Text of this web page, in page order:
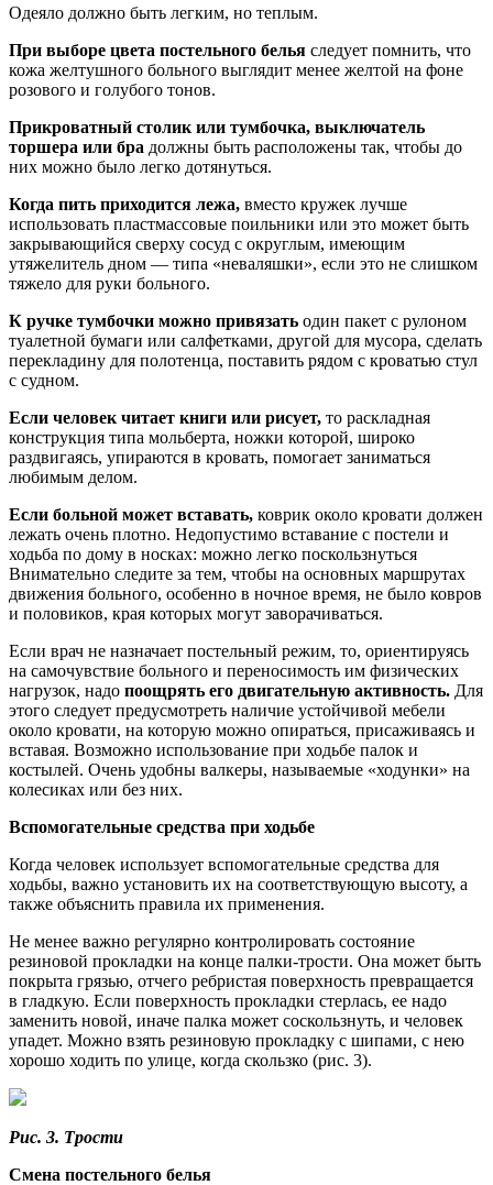
Одеяло должно быть легким, но теплым.
При выборе цвета постельного белья следует помнить, что
кожа желтушного больного выглядит менее желтой на фоне
розового и голубого тонов.
Прикроватный столик или тумбочка, выключатель
торшера или бра должны быть расположены так, чтобы до
них можно было легко дотянуться.
Когда пить приходится лежа, вместо кружек лучше
использовать пластмассовые поильники или это может быть
закрывающийся сверху сосуд с округлым, имеющим
утяжелитель дном — типа «неваляшки», если это не слишком
тяжело для руки больного.
К ручке тумбочки можно привязать один пакет с рулоном
туалетной бумаги или салфетками, другой для мусора, сделать
перекладину для полотенца, поставить рядом с кроватью стул
с судном.
Если человек читает книги или рисует, то раскладная
конструкция типа мольберта, ножки которой, широко
раздвигаясь, упираются в кровать, помогает заниматься
любимым делом.
Если больной может вставать, коврик около кровати должен
лежать очень плотно. Недопустимо вставание с постели и
ходьба по дому в носках: можно легко поскользнуться
Внимательно следите за тем, чтобы на основных маршрутах
движения больного, особенно в ночное время, не было ковров
и половиков, края которых могут заворачиваться.
Если врач не назначает постельный режим, то, ориентируясь
на самочувствие больного и переносимость им физических
нагрузок, надо поощрять его двигательную активность. Для
этого следует предусмотреть наличие устойчивой мебели
около кровати, на которую можно опираться, присаживаясь и
вставая. Возможно использование при ходьбе палок и
костылей. Очень удобны валкеры, называемые «ходунки» на
колесиках или без них.
Вспомогательные средства при ходьбе
Когда человек использует вспомогательные средства для
ходьбы, важно установить их на соответствующую высоту, а
также объяснить правила их применения.
Не менее важно регулярно контролировать состояние
резиновой прокладки на конце палки-трости. Она может быть
покрыта грязью, отчего ребристая поверхность превращается
в гладкую. Если поверхность прокладки стерлась, ее надо
заменить новой, иначе палка может соскользнуть, и человек
упадет. Можно взять резиновую прокладку с шипами, с нею
хорошо ходить по улице, когда скользко (рис. 3).
Рис. 3. Трости
Смена постельного белья